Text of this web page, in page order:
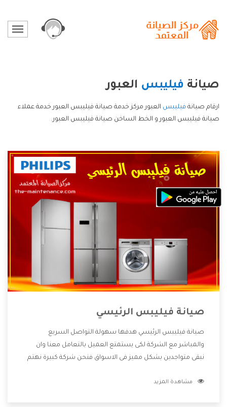
صيانة فيليبس العبور
ارقام صيانة فيليبس العبور مركز خدمة صيانة فيليبس العبور خدمة عملاء
صيانة فيليبس العبور و الخط الساخن صيانة فيليبس العبور.
صيانة فيليبس الرئيسي
صيانة فيليبس الرئيسي هدفها سهولة التواصل السريع
والمباشر مع الشركة لكى يستمتع العميل بالتعامل معنا وان
نبقى متواجدين بشكل مميز فى الاسواق فنحن شركة كبيرة نهتم
الشركة بها والتى تكون منها خدمة الصيانة التى تكون من أهم
مشاهدة المزيد